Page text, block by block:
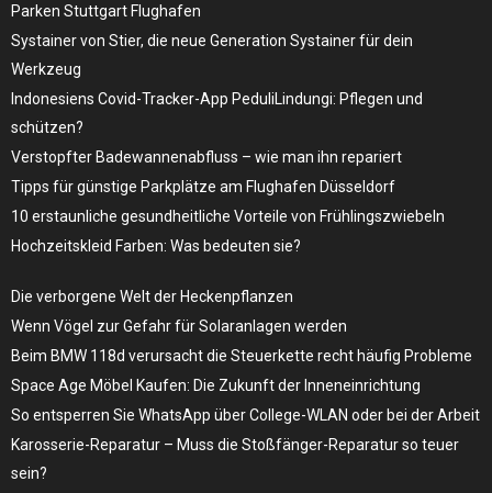
Parken Stuttgart Flughafen
Systainer von Stier, die neue Generation Systainer für dein
Werkzeug
Indonesiens Covid-Tracker-App PeduliLindungi: Pflegen und
schützen?
Verstopfter Badewannenabfluss – wie man ihn repariert
Tipps für günstige Parkplätze am Flughafen Düsseldorf
10 erstaunliche gesundheitliche Vorteile von Frühlingszwiebeln
Hochzeitskleid Farben: Was bedeuten sie?
Die verborgene Welt der Heckenpflanzen
Wenn Vögel zur Gefahr für Solaranlagen werden
Beim BMW 118d verursacht die Steuerkette recht häufig Probleme
Space Age Möbel Kaufen: Die Zukunft der Inneneinrichtung
So entsperren Sie WhatsApp über College-WLAN oder bei der Arbeit
Karosserie-Reparatur – Muss die Stoßfänger-Reparatur so teuer
sein?